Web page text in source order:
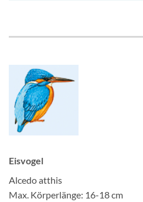
Eisvogel
Alcedo atthis
Max. Körperlänge: 16-18 cm